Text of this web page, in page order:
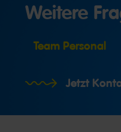
Weitere
Team Personal
Jetzt